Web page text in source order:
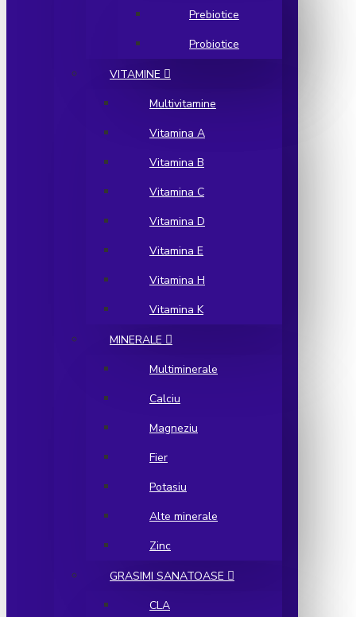
Prebiotice
Probiotice
VITAMINE
Multivitamine
Vitamina A
Vitamina B
Vitamina C
Vitamina D
Vitamina E
Vitamina H
Vitamina K
MINERALE
Multiminerale
Calciu
Magneziu
Fier
Potasiu
Alte minerale
Zinc
GRASIMI SANATOASE
CLA